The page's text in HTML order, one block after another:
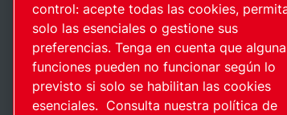
Descubre cómo Atlas Copco Group
control: acepte todas las cookies,
solo las esenciales o gestione sus
preferencias. Tenga en cuenta que
funciones pueden no funcionar según lo
previsto si solo se habilitan las cookies
esenciales. Consulta nuestra política de